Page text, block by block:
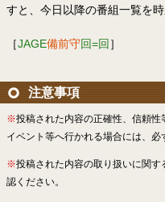
すと、今日以降の番組一覧を時
［JAGE備前守回=回 ］
注意事項
※投稿された内容の正確性、信頼
イベント等へ行かれる場合には、必
※投稿された内容の取り扱いに関
認ください。